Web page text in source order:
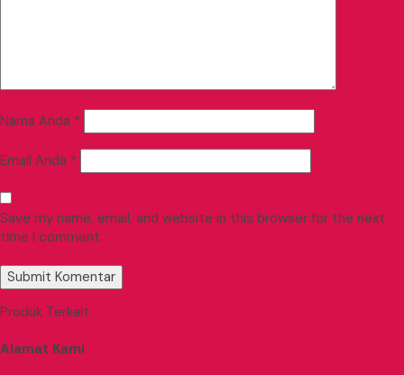
Nama Anda *
Email Anda *
Save my name, email, and website in this browser for the next
time I comment.
Produk Terkait
Alamat Kami